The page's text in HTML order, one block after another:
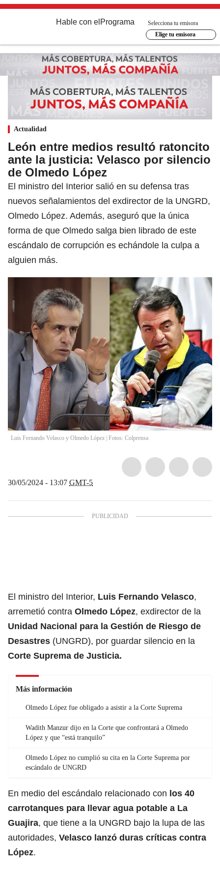
Hable con el Programa
Selecciona tu emisora
Elige tu emisora
Actualidad
León entre medios resultó ratoncito
ante la justicia: Velasco por silencio
de Olmedo López
El ministro del Interior salió en su defensa tras
nuevos señalamientos del exdirector de la UNGRD,
Olmedo López. Además, aseguró que la única
forma de que Olmedo salga bien librado de este
escándalo de corrupción es echándole la culpa a
alguien más.
Luis Fernando Velasco y Olmedo López | Fotos: Colprensa
30/05/2024 - 13:07 GMT-5
El ministro del Interior, Luis Fernando Velasco,
arremetió contra Olmedo López, exdirector de la
Unidad Nacional para la Gestión de Riesgo de
Desastres (UNGRD), por guardar silencio en la
Corte Suprema de Justicia.
Más información
Olmedo López fue obligado a asistir a la Corte Suprema
Wadith Manzur dijo en la Corte que confrontará a Olmedo
López y que “está tranquilo”
Olmedo López no cumplió su cita en la Corte Suprema por
escándalo de UNGRD
En medio del escándalo relacionado con los 40
carrotanques para llevar agua potable a La
Guajira, que tiene a la UNGRD bajo la lupa de las
autoridades, Velasco lanzó duras críticas contra
López.